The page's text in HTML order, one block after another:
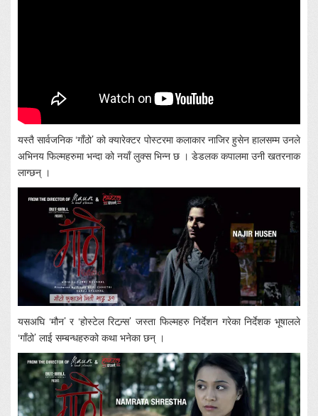
यस्तै सार्वजनिक ‘गाँठो’ को क्यारेक्टर पोस्टरमा कलाकार नाजिर हुसेन हालसम्म उनले
अभिनय फिल्महरुमा भन्दा को नयाँ लुक्स भिन्न छ । डेडलक कपालमा उनी खतरनाक
लाग्छन् ।
यसअघि ‘मौन’ र ‘होस्टेल रिटन्र्स’ जस्ता फिल्महरु निर्देशन गरेका निर्देशक भूषालले
‘गाँठो’ लाई सम्बन्धहरुको कथा भनेका छन् ।